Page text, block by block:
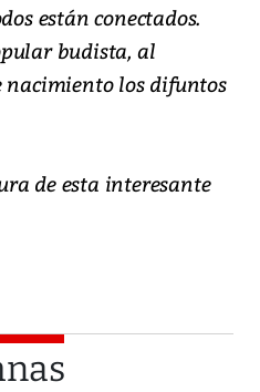
están conectados.
budista, al
nacimiento los difuntos
de esta interesante